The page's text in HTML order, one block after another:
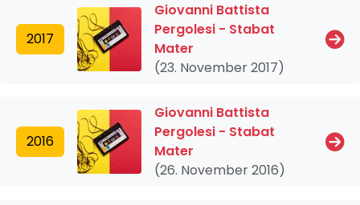
2017
Giovanni Battista
Pergolesi - Stabat
Mater
(23. November 2017)
2016
Giovanni Battista
Pergolesi - Stabat
Mater
(26. November 2016)